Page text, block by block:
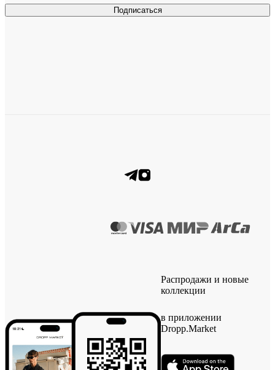
Подписаться
Распродажи и новые
коллекции
в приложении
Dropp.Market